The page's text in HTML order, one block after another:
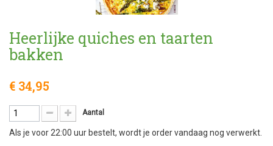
Heerlijke quiches en taarten
bakken
€ 34,95
Aantal
Als je voor 22:00 uur bestelt, wordt je order vandaag nog verwerkt.